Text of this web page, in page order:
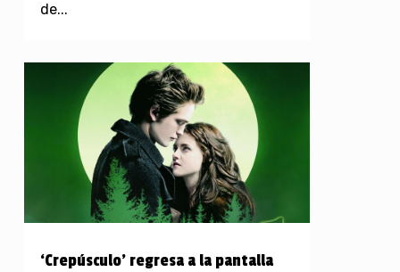
de...
‘Crepúsculo’ regresa a la pantalla